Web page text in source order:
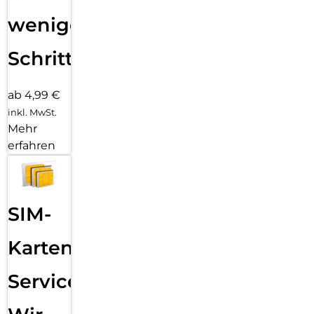
wenigen
Schritten
ab 4,99 €
inkl. MwSt.
Mehr
erfahren
SIM-
Karten
Service: